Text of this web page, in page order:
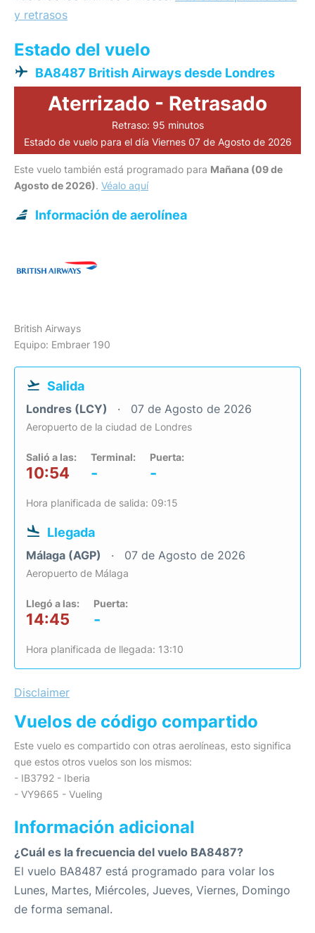
y retrasos
Estado del vuelo
BA8487 British Airways desde Londres
Aterrizado - Retrasado
Retraso: 95 minutos
Estado de vuelo para el día Viernes 07 de Agosto de 2026
Este vuelo también está programado para Mañana (09 de
Agosto de 2026). Véalo aquí
Información de aerolínea
British Airways
Equipo: Embraer 190
Salida
Londres (LCY) 07 de Agosto de 2026
Aeropuerto de la ciudad de Londres
Salió a las:
10:54
Terminal:
-
Puerta:
-
Hora planificada de salida: 09:15
Llegada
Málaga (AGP) 07 de Agosto de 2026
Aeropuerto de Málaga
Llegó a las:
14:45
Puerta:
-
Hora planificada de llegada: 13:10
Disclaimer
Vuelos de código compartido
Este vuelo es compartido con otras aerolíneas, esto significa
que estos otros vuelos son los mismos:
- IB3792 - Iberia
- VY9665 - Vueling
Información adicional
¿Cuál es la frecuencia del vuelo BA8487?
El vuelo BA8487 está programado para volar los
Lunes, Martes, Miércoles, Jueves, Viernes, Domingo
de forma semanal.